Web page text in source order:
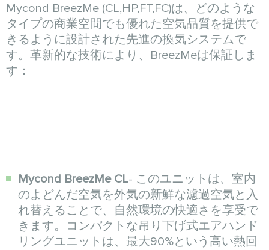
Mycond BreezMe (CL,HP,FT,FC)は、どのような
タイプの商業空間でも優れた空気品質を提供で
きるように設計された先進の換気システムで
す。革新的な技術により、BreezMeは保証しま
す：
Mycond BreezMe CL- このユニットは、室内
のよどんだ空気を外気の新鮮な濾過空気と入
れ替えることで、自然環境の快適さを享受で
きます。コンパクトな吊り下げ式エアハンド
リングユニットは、最大90%という高い熱回